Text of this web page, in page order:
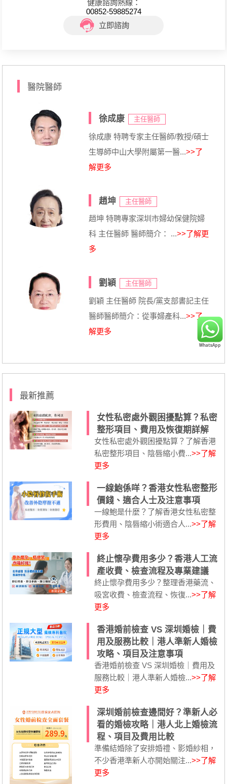
健康諮詢熱線：
00852-59885274
立即諮詢
醫院醫師
徐成康 主任醫師
徐成康 特聘专家主任醫師/教授/碩士
生導師中山大學附屬第一醫...>>了
解更多
趙坤 主任醫師
趙坤 特聘專家深圳市婦幼保健院婦
科 主任醫師 醫師簡介： ...>>了解更
多
劉穎 主任醫師
劉穎 主任醫師 院長/黨支部書記主任
醫師醫師簡介：從事婦產科...>>了
解更多
最新推薦
女性私密處外觀困擾點算？私密
整形項目、費用及恢復期詳解
女性私密處外觀困擾點算？了解香港
私密整形項目、陰唇縮小費...>>了解
更多
一線鮑係咩？香港女性私密整形
價錢、適合人士及注意事項
一線鮑是什麼？了解香港女性私密整
形費用、陰唇縮小術適合人...>>了解
更多
終止懷孕費用多少？香港人工流
產收費、檢查流程及專業建議
終止懷孕費用多少？整理香港藥流、
吸宮收費、檢查流程、恢復...>>了解
更多
香港婚前檢查 VS 深圳婚檢｜費
用及服務比較｜港人準新人婚檢
攻略、項目及注意事項
香港婚前檢查 VS 深圳婚檢｜費用及
服務比較｜港人準新人婚檢...>>了解
更多
深圳婚前檢查邊間好？準新人必
看的婚檢攻略｜港人北上婚檢流
程、項目及費用比較
準備結婚除了安排婚禮、影婚紗相，
不少香港準新人亦開始關注...>>了解
更多